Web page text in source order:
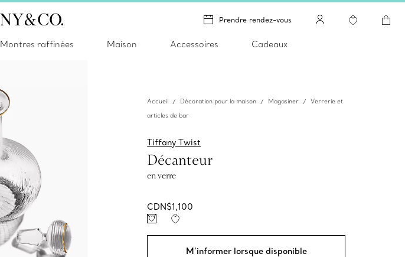
Prendre rendez-vous
Montres raffinées Maison Accessoires Cadeaux
Accueil Décoration pour la maison Magasiner
Verrerie et
articles de bar
Tiffany Twist
Décanteur
en verre
CDN$1,100
M’informer lorsque disponible